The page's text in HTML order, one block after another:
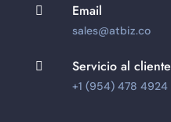
 Email
sales@atbiz.co
 Servicio al cliente
+1 (954) 478 4924